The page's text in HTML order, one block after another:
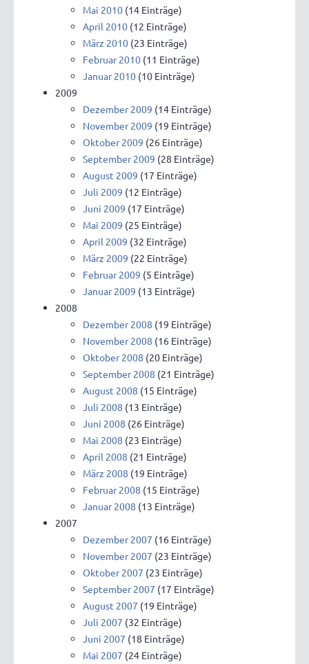
Mai 2010 (14 Einträge)
April 2010 (12 Einträge)
März 2010 (23 Einträge)
Februar 2010 (11 Einträge)
Januar 2010 (10 Einträge)
2009
Dezember 2009 (14 Einträge)
November 2009 (19 Einträge)
Oktober 2009 (26 Einträge)
September 2009 (28 Einträge)
August 2009 (17 Einträge)
Juli 2009 (12 Einträge)
Juni 2009 (17 Einträge)
Mai 2009 (25 Einträge)
April 2009 (32 Einträge)
März 2009 (22 Einträge)
Februar 2009 (5 Einträge)
Januar 2009 (13 Einträge)
2008
Dezember 2008 (19 Einträge)
November 2008 (16 Einträge)
Oktober 2008 (20 Einträge)
September 2008 (21 Einträge)
August 2008 (15 Einträge)
Juli 2008 (13 Einträge)
Juni 2008 (26 Einträge)
Mai 2008 (23 Einträge)
April 2008 (21 Einträge)
März 2008 (19 Einträge)
Februar 2008 (15 Einträge)
Januar 2008 (13 Einträge)
2007
Dezember 2007 (16 Einträge)
November 2007 (23 Einträge)
Oktober 2007 (23 Einträge)
September 2007 (17 Einträge)
August 2007 (19 Einträge)
Juli 2007 (32 Einträge)
Juni 2007 (18 Einträge)
Mai 2007 (24 Einträge)